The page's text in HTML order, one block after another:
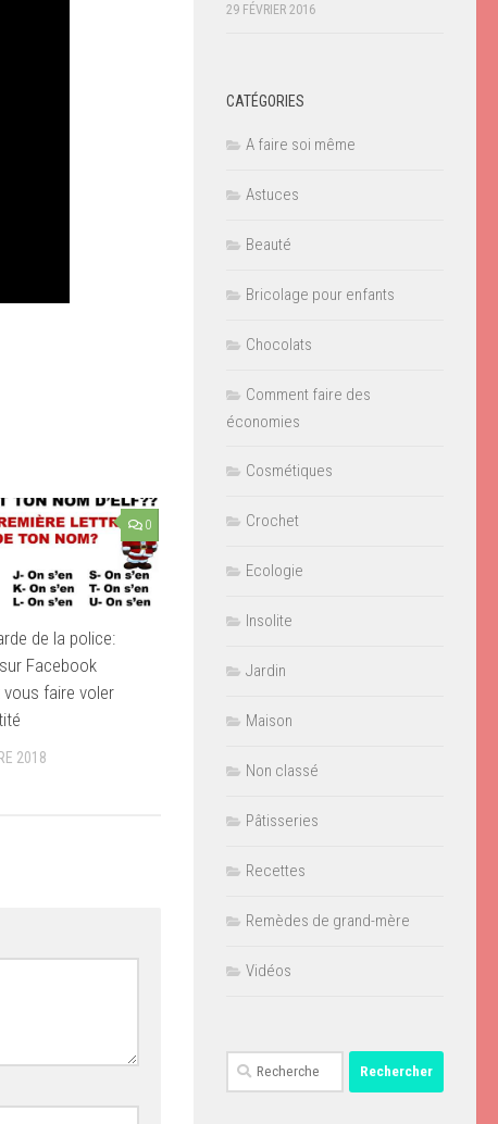
0
de la police:
Facebook
faire voler
2018
29 FÉVRIER 2016
CATÉGORIES
A faire soi même
Astuces
Beauté
Bricolage pour enfants
Chocolats
Comment faire des
économies
Cosmétiques
Crochet
Ecologie
Insolite
Jardin
Maison
Non classé
Pâtisseries
Recettes
Remèdes de grand-mère
Vidéos
Rechercher :